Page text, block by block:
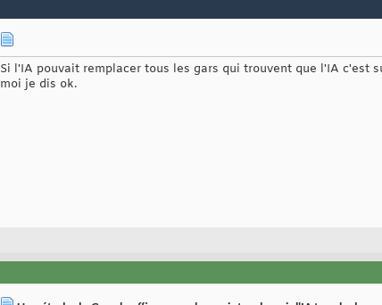
Si l'IA pouvait remplacer tous les gars qui trouvent que l'IA c'est
moi je dis ok.